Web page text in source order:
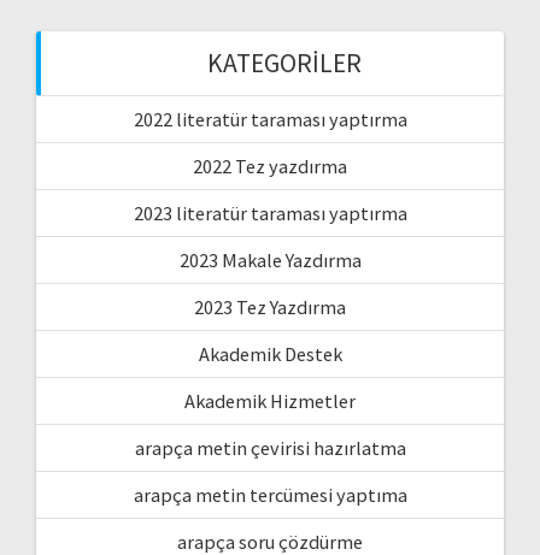
KATEGORILER
2022 literatür taraması yaptırma
2022 Tez yazdırma
2023 literatür taraması yaptırma
2023 Makale Yazdırma
2023 Tez Yazdırma
Akademik Destek
Akademik Hizmetler
arapça metin çevirisi hazırlatma
arapça metin tercümesi yaptıma
arapça soru çözdürme